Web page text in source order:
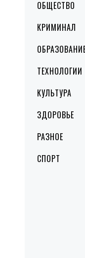
ОБЩЕСТВО
КРИМИНАЛ
ТЕХНОЛОГИИ
КУЛЬТУРА
ЗДОРОВЬЕ
РАЗНОЕ
СПОРТ